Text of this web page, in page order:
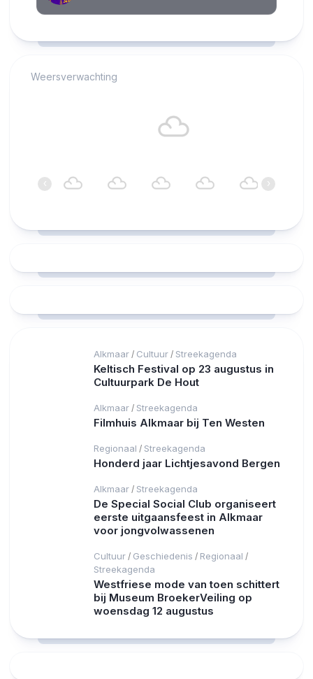
Weersverwachting
‹ ›
Alkmaar / Cultuur / Streekagenda
Keltisch Festival op 23 augustus in
Cultuurpark De Hout
Alkmaar / Streekagenda
Filmhuis Alkmaar bij Ten Westen
Regionaal / Streekagenda
Honderd jaar Lichtjesavond Bergen
Alkmaar / Streekagenda
De Special Social Club organiseert
eerste uitgaansfeest in Alkmaar
voor jongvolwassenen
Cultuur / Geschiedenis / Regionaal /
Streekagenda
Westfriese mode van toen schittert
bij Museum BroekerVeiling op
woensdag 12 augustus